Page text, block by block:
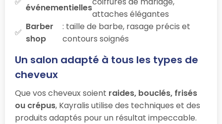
événementielles
attaches élégantes
Barber
shop
: taille de barbe, rasage précis et
contours soignés
Un salon adapté à tous les types de
cheveux
Que vos cheveux soient raides, bouclés, frisés
ou crépus, Kayralis utilise des techniques et des
produits adaptés pour un résultat impeccable.